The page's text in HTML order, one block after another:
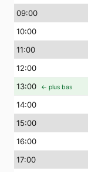
09:00
10:00
11:00
12:00
13:00 ← plus bas
14:00
15:00
16:00
17:00